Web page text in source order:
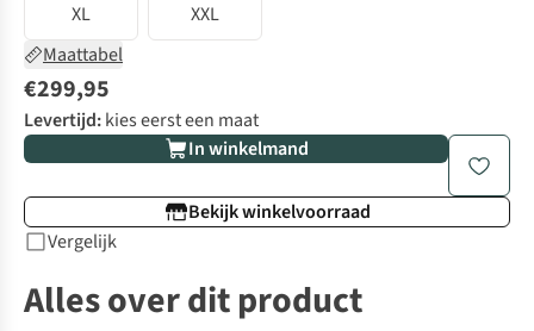
XL
XXL
Maattabel
€299,95
Levertijd:kies eerst een maat
In winkelmand
Bekijk winkelvoorraad
Vergelijk
Alles over dit product